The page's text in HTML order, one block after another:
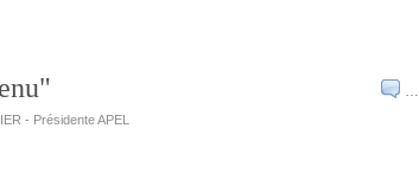
…
- Présidente APEL